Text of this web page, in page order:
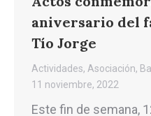
aniversario del
Tío Jorge
Actividades, Asociación,
11 noviembre, 2022
Este fin de semana,